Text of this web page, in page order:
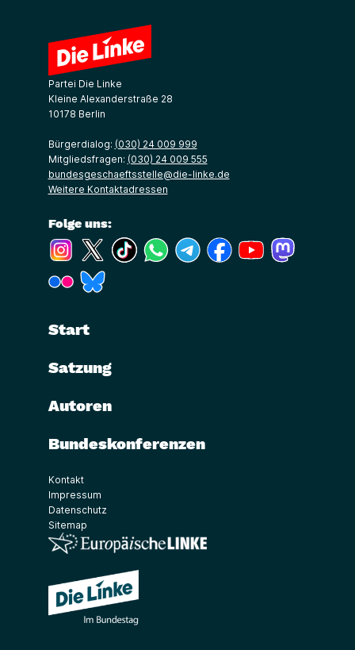
Partei Die Linke
Kleine Alexanderstraße 28
10178 Berlin
Bürgerdialog: (030) 24 009 999
Mitgliedsfragen: (030) 24 009 555
bundesgeschaeftsstelle@die-linke.de
Weitere Kontaktadressen
Folge uns:
(Link öffnet ein neues Fenster)
(Link öffnet ein neues Fenster)
(Link öffnet ein neues Fenster)
(Link öffnet ein neues Fenster)
(Link öffnet ein neues Fenster)
(Link öffnet ein neues
(Link öffnet ein
(Link öffnet ein neues Fenster)
Start
Satzung
Autoren
Bundeskonferenzen
Kontakt
Impressum
Datenschutz
Sitemap
(Link öffnet ein neues Fenster)